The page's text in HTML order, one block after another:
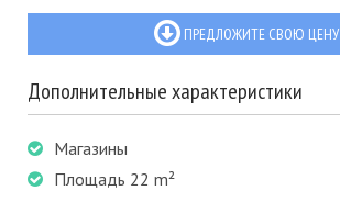
ПРЕДЛОЖИТЕ СВОЮ ЦЕНУ
Дополнительные характеристики
Магазины
Площадь 22 m²